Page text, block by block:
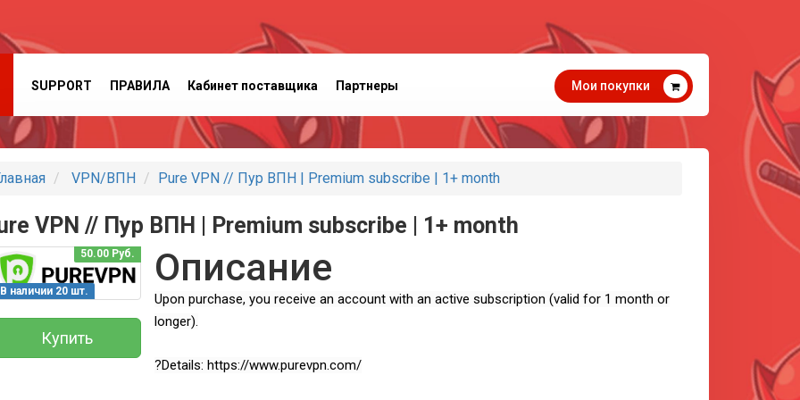
SUPPORT ПРАВИЛА Кабинет поставщика Партнеры Мои покупки
VPN/ВПН Pure VPN // Пур ВПН | Premium subscribe | 1+ month
VPN // Пур ВПН | Premium subscribe | 1+ month
В наличии 20 шт.
50.00 Руб.
Купить
Описание
Upon purchase, you receive an account with an active subscription (valid for 1 month or
longer).
?Details: https://www.purevpn.com/